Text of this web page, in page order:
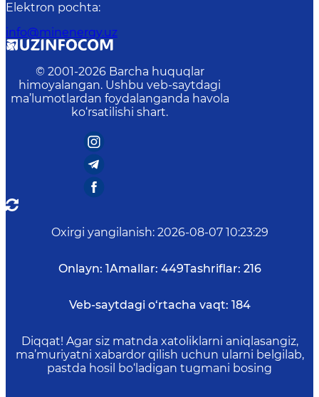
Elektron pochta:
info@minenergy.uz
© 2001-2026 Barcha huquqlar
himoyalangan. Ushbu veb-saytdagi
ma’lumotlardan foydalanganda havola
ko‘rsatilishi shart.
Oxirgi yangilanish: 2026-08-07 10:23:29
Onlayn: 1Amallar: 449Tashriflar: 216
Veb-saytdagi o‘rtacha vaqt: 184
Diqqat! Agar siz matnda xatoliklarni aniqlasangiz,
ma’muriyatni xabardor qilish uchun ularni belgilab,
pastda hosil bo‘ladigan tugmani bosing